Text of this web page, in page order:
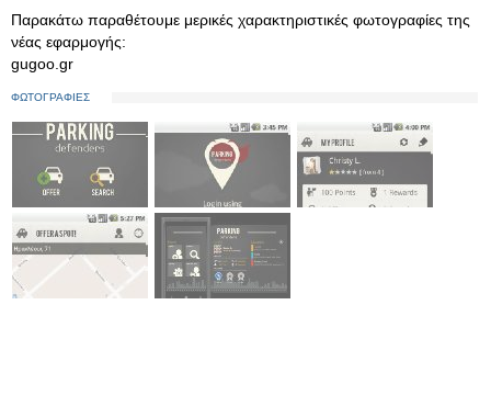
Παρακάτω παραθέτουμε μερικές χαρακτηριστικές φωτογραφίες της
νέας εφαρμογής:
gugoo.gr
ΦΩΤΟΓΡΑΦΙΕΣ